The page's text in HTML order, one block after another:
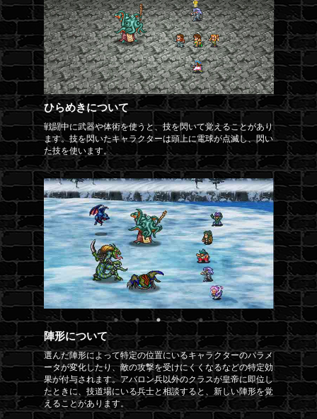
ひらめきについて
戦闘中に武器や体術を使うと、技を閃いて覚えることがあり
ます。技を閃いたキャラクターは頭上に電球が点滅し、閃い
た技を使います。
陣形について
選んだ陣形によって特定の位置にいるキャラクターのパラメ
ータが変化したり、敵の攻撃を受けにくくなるなどの特定効
果が付与されます。アバロン兵以外のクラスが皇帝に即位し
たときに、技道場にいる兵士と相談すると、新しい陣形を覚
えることがあります。